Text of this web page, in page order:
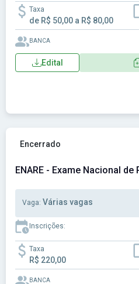
Taxa
de R$ 50,00 a R$ 80,00
BANCA
Edital
Ver concurso: ENARE -
Encerrado
ENARE - Exame Nacional de
Vaga: Várias vagas
Inscrições:
Taxa
R$ 220,00
BANCA